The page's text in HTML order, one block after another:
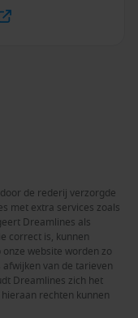
de rederij verzorgde
met extra services zoals
Dreamlines als
correct is, kunnen
website worden zo
van de tarieven
Dreamlines zich het
rechten kunnen